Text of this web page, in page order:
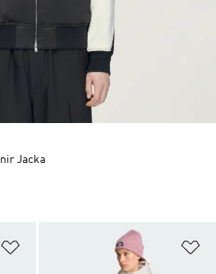
Lägg till på önskelistan
Jacka